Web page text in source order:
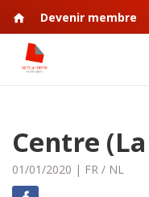
Devenir membre
Centre
01/01/2020 | FR / NL